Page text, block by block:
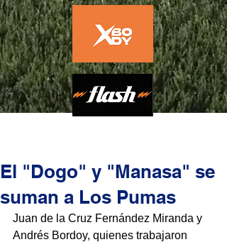
El "Dogo" y "Manasa" se
suman a Los Pumas
Juan de la Cruz Fernández Miranda y
Andrés Bordoy, quienes trabajaron